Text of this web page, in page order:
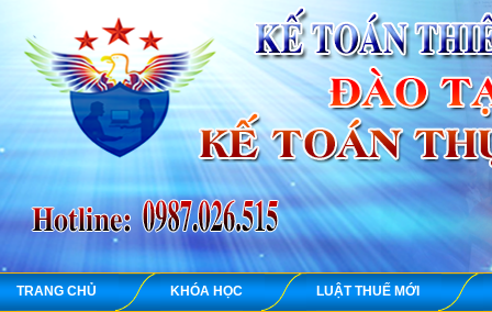
TRANG CHỦ KHÓA HỌC LUẬT THUẾ MỚI